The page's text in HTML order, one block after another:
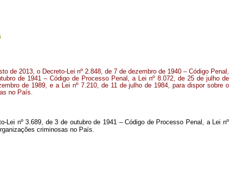
de 2013, o Decreto-Lei nº 2.848, de 7 de dezembro de 1940 – Código Penal,
de 1941 – Código de Processo Penal, a Lei nº 8.072, de 25 de julho de
de 1989, e a Lei nº 7.210, de 11 de julho de 1984, para dispor sobre o
no País.
nº 3.689, de 3 de outubro de 1941 – Código de Processo Penal, a Lei nº
criminosas no País.